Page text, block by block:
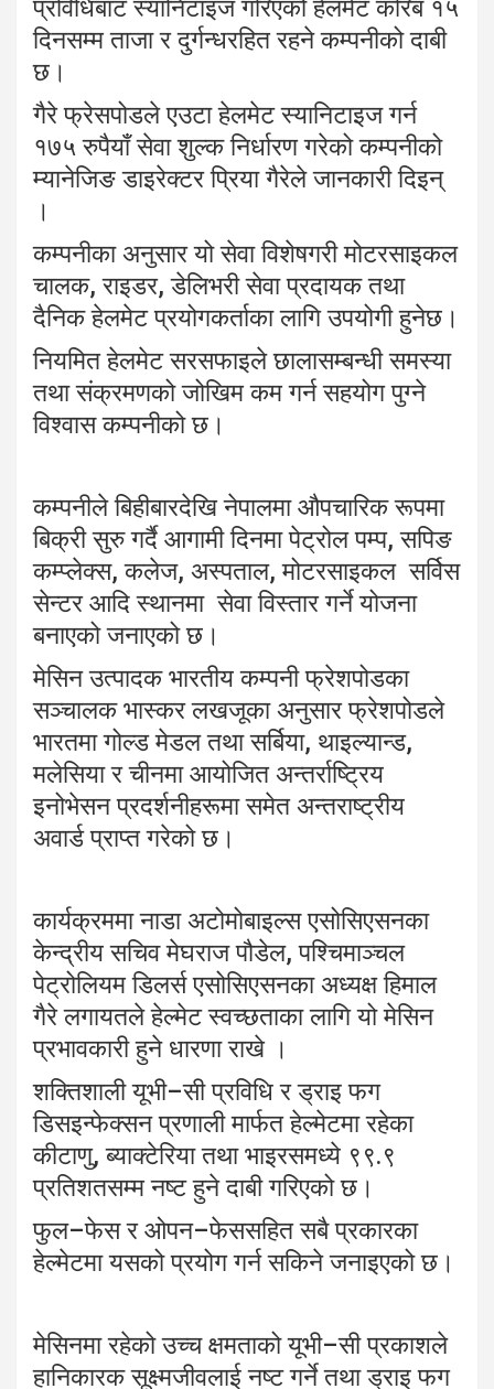
प्रविधिबाट स्यानिटाइज गरिएको हेलमेट करिब १५
दिनसम्म ताजा र दुर्गन्धरहित रहने कम्पनीको दाबी
छ।
गैरे फ्रेसपोडले एउटा हेलमेट स्यानिटाइज गर्न
१७५ रुपैयाँ सेवा शुल्क निर्धारण गरेको कम्पनीको
म्यानेजिङ डाइरेक्टर प्रिया गैरेले जानकारी दिइन्
।
कम्पनीका अनुसार यो सेवा विशेषगरी मोटरसाइकल
चालक, राइडर, डेलिभरी सेवा प्रदायक तथा
दैनिक हेलमेट प्रयोगकर्ताका लागि उपयोगी हुनेछ।
नियमित हेलमेट सरसफाइले छालासम्बन्धी समस्या
तथा संक्रमणको जोखिम कम गर्न सहयोग पुग्ने
विश्वास कम्पनीको छ।
कम्पनीले बिहीबारदेखि नेपालमा औपचारिक रूपमा
बिक्री सुरु गर्दै आगामी दिनमा पेट्रोल पम्प, सपिङ
कम्प्लेक्स, कलेज, अस्पताल, मोटरसाइकल सर्विस
सेन्टर आदि स्थानमा सेवा विस्तार गर्ने योजना
बनाएको जनाएको छ।
मेसिन उत्पादक भारतीय कम्पनी फ्रेशपोडका
सञ्चालक भास्कर लखजूका अनुसार फ्रेशपोडले
भारतमा गोल्ड मेडल तथा सर्बिया, थाइल्यान्ड,
मलेसिया र चीनमा आयोजित अन्तर्राष्ट्रिय
इनोभेसन प्रदर्शनीहरूमा समेत अन्तराष्ट्रीय
अवार्ड प्राप्त गरेको छ।
कार्यक्रममा नाडा अटोमोबाइल्स एसोसिएसनका
केन्द्रीय सचिव मेघराज पौडेल, पश्चिमाञ्चल
पेट्रोलियम डिलर्स एसोसिएसनका अध्यक्ष हिमाल
गैरे लगायतले हेल्मेट स्वच्छताका लागि यो मेसिन
प्रभावकारी हुने धारणा राखे ।
शक्तिशाली यूभी–सी प्रविधि र ड्राइ फग
डिसइन्फेक्सन प्रणाली मार्फत हेल्मेटमा रहेका
कीटाणु, ब्याक्टेरिया तथा भाइरसमध्ये ९९.९
प्रतिशतसम्म नष्ट हुने दाबी गरिएको छ।
फुल–फेस र ओपन–फेससहित सबै प्रकारका
हेल्मेटमा यसको प्रयोग गर्न सकिने जनाइएको छ।
मेसिनमा रहेको उच्च क्षमताको यूभी–सी प्रकाशले
हानिकारक सूक्ष्मजीवलाई नष्ट गर्ने तथा ड्राइ फग